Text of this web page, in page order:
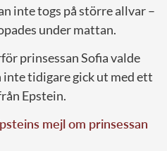
inte togs på större allvar –
under mattan.
prinsessan Sofia valde
tidigare gick ut med ett
Epstein.
mejl om prinsessan